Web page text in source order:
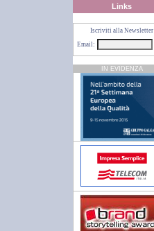
Links
Iscriviti alla Newsletter
Email:
IN EVIDENZA